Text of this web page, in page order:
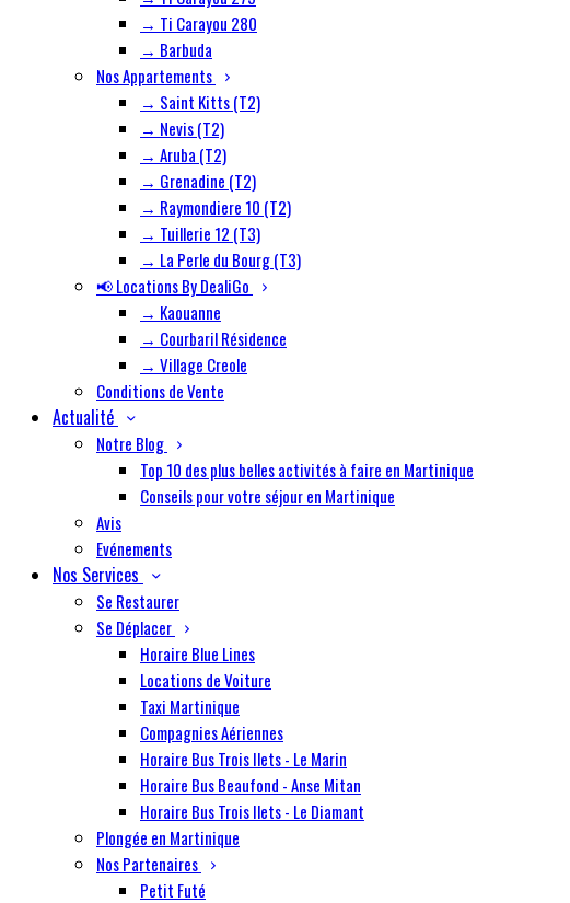
→ Ti Carayou 280
→ Barbuda
Nos Appartements
→ Saint Kitts (T2)
→ Nevis (T2)
→ Aruba (T2)
→ Grenadine (T2)
→ Raymondiere 10 (T2)
→ Tuillerie 12 (T3)
→ La Perle du Bourg (T3)
📢 Locations By DealiGo
→ Kaouanne
→ Courbaril Résidence
→ Village Creole
Conditions de Vente
Actualité
Notre Blog
Top 10 des plus belles activités à faire en Martinique
Conseils pour votre séjour en Martinique
Avis
Evénements
Nos Services
Se Restaurer
Se Déplacer
Horaire Blue Lines
Locations de Voiture
Taxi Martinique
Compagnies Aériennes
Horaire Bus Trois Ilets - Le Marin
Horaire Bus Beaufond - Anse Mitan
Horaire Bus Trois Ilets - Le Diamant
Plongée en Martinique
Nos Partenaires
Petit Futé